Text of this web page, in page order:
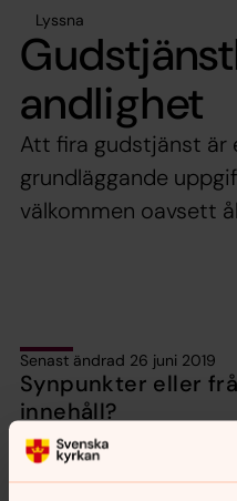
Lyssna
andlighet
Att fira gudstjänst är
grundläggande
välkommen oavsett
Senast ändrad 26 juni 2019
Synpunkter eller
innehåll?
Dela